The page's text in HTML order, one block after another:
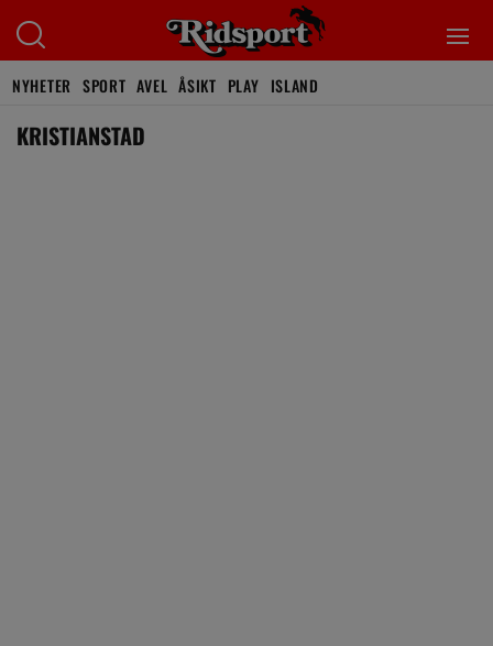
NYHETER SPORT AVEL ÅSIKT PLAY ISLAND
KRISTIANSTAD